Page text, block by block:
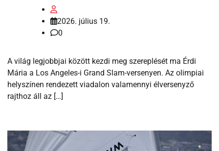
2026. július 19.
0
A világ legjobbjai között kezdi meg szereplését ma Érdi
Mária a Los Angeles-i Grand Slam-versenyen. Az olimpiai
helyszínen rendezett viadalon valamennyi élversenyző
rajthoz áll az […]